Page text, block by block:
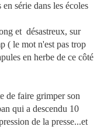
série dans les écoles
et désastreux, sur
( le mot n'est pas trop
en herbe de ce côté
de faire grimper son
qui a descendu 10
de la presse...et